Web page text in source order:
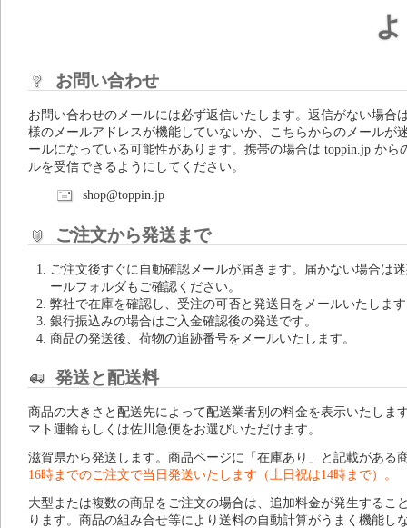
お問い合わせ
お問い合わせのメールには必ず返信いたします。返信がない場合
様のメールアドレスが機能していないか、こちらからのメールが
ールになっている可能性があります。携帯の場合は toppin.jp から
ルを受信できるようにしてください。
shop@toppin.jp
ご注文から発送まで
ご注文後すぐに自動確認メールが届きます。届かない場合は
ールフォルダもご確認ください。
弊社で在庫を確認し、受注の可否と発送日をメールいたしま
銀行振込みの場合はご入金確認後の発送です。
商品の発送後、荷物の追跡番号をメールいたします。
発送と配送料
商品の大きさと配送先によって配送業者別の料金を表示いたしま
マト運輸もしくは佐川急便をお選びいただけます。
滋賀県から発送します。商品ページに「在庫あり」と記載がある
16時までのご注文で当日発送いたします（土日祝は14時まで）。
大型または複数の商品をご注文の場合は、追加料金が発生するこ
ります。商品の組み合せ等により送料の自動計算がうまく機能し